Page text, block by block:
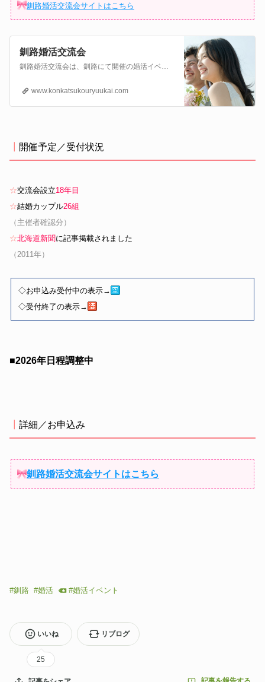
釧路婚活交流会サイトはこちら
釧路婚活交流会
釧路婚活交流会は、釧路にて開催の婚活イベントです。自由に会話を楽しみ、婚活・恋活・出会いのきっかけ作りに。
www.konkatsukouryuukai.com
開催予定／受付状況
☆交流会設立18年目
☆結婚カップル26組
（主催者確認分）
☆北海道新聞に記事掲載されました
（2011年）
◇お申込み受付中の表示→
◇受付終了の表示→
■2026年日程調整中
詳細／お申込み
釧路婚活交流会サイトはこちら
#釧路 #婚活 #婚活イベント
いいね
25
リブログ